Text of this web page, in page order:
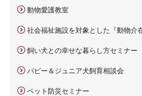
動物愛護教室
社会福祉施設を対象とした『動物介
飼い犬との幸せな暮らし方セミナー
パピー＆ジュニア犬飼育相談会
ペット防災セミナー